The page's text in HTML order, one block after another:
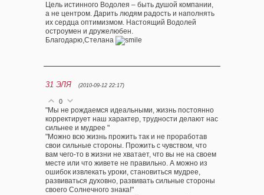
Цель истинного Водолея – быть душой компании,
а не центром. Дарить людям радость и наполнять
их сердца оптимизмом. Настоящий Водолей
остроумен и дружелюбен.
Благодарю,Стелана
31 ЭЛЯ (2010-09-12 22:17)
0
"Мы не рождаемся идеальными, жизнь постоянно
корректирует наш характер, трудности делают нас
сильнее и мудрее "
"Можно всю жизнь прожить так и не проработав
свои сильные стороны. Прожить с чувством, что
вам чего-то в жизни не хватает, что вы не на своем
месте или что живете не правильно. А можно из
ошибок извлекать уроки, становиться мудрее,
развиваться духовно, развивать сильные стороны
своего Солнечного знака!"